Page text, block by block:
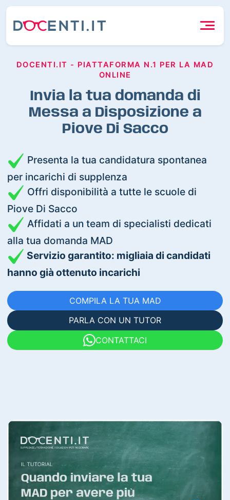
DOCENTI.IT - PIATTAFORMA N.1 PER LA MAD
ONLINE
Invia la tua domanda di
Messa a Disposizione a
Piove Di Sacco
Presenta la tua candidatura spontanea
per incarichi di supplenza
Offri disponibilità a tutte le scuole di
Piove Di Sacco
Affidati a un team di specialisti dedicati
alla tua domanda MAD
Servizio garantito: migliaia di candidati
hanno già ottenuto incarichi
COMPILA LA TUA MAD
PARLA CON UN TUTOR
CONTATTACI